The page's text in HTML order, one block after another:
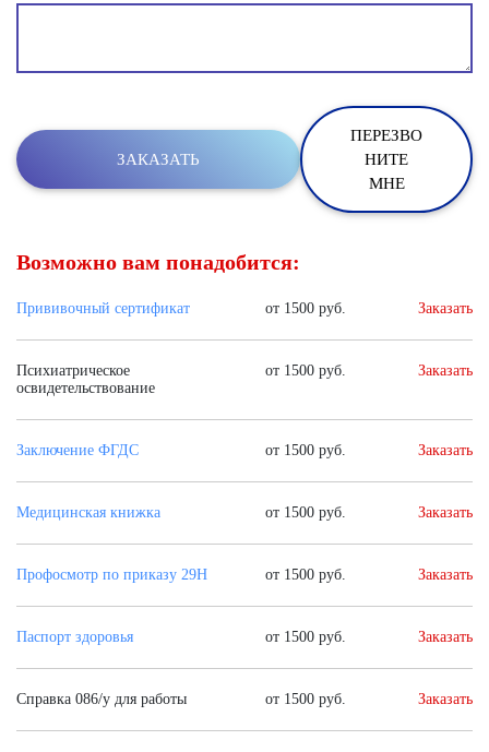
ПЕРЕЗВО
НИТЕ
МНЕ
Возможно вам понадобится:
Прививочный сертификат от 1500 руб. Заказать
Психиатрическое
освидетельствование
от 1500 руб. Заказать
Заключение ФГДС от 1500 руб. Заказать
Медицинская книжка от 1500 руб. Заказать
Профосмотр по приказу 29Н от 1500 руб. Заказать
Паспорт здоровья от 1500 руб. Заказать
Справка 086/у для работы от 1500 руб. Заказать